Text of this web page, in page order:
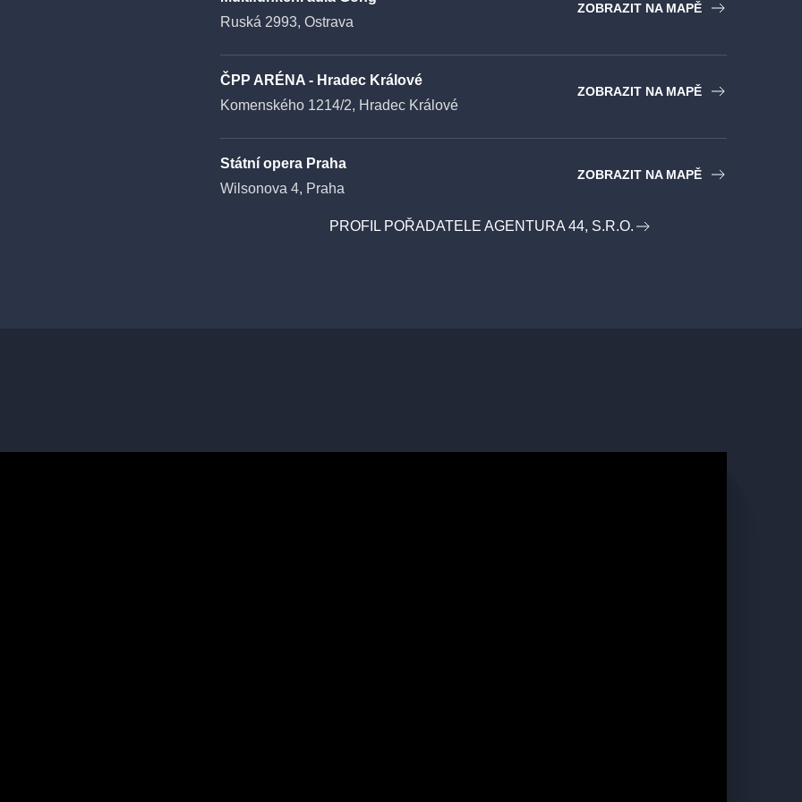
Ruská 2993, Ostrava
ZOBRAZIT NA MAPĚ
ČPP ARÉNA - Hradec Králové
Komenského 1214/2, Hradec Králové
ZOBRAZIT NA MAPĚ
Státní opera Praha
Wilsonova 4, Praha
ZOBRAZIT NA MAPĚ
PROFIL POŘADATELE AGENTURA 44, S.R.O.